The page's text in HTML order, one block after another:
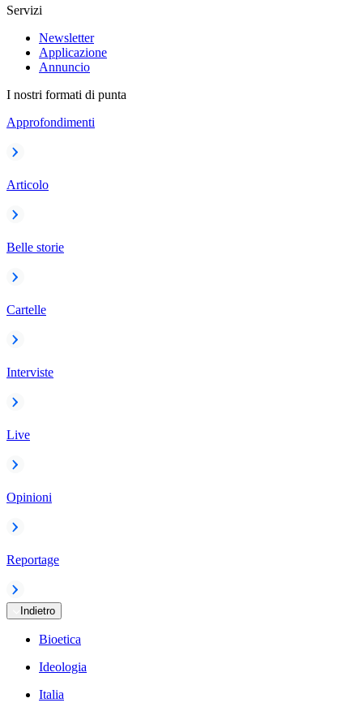
Servizi
Newsletter
Applicazione
Annuncio
I nostri formati di punta
Approfondimenti
Articolo
Belle storie
Cartelle
Interviste
Live
Opinioni
Reportage
Indietro
Bioetica
Ideologia
Italia